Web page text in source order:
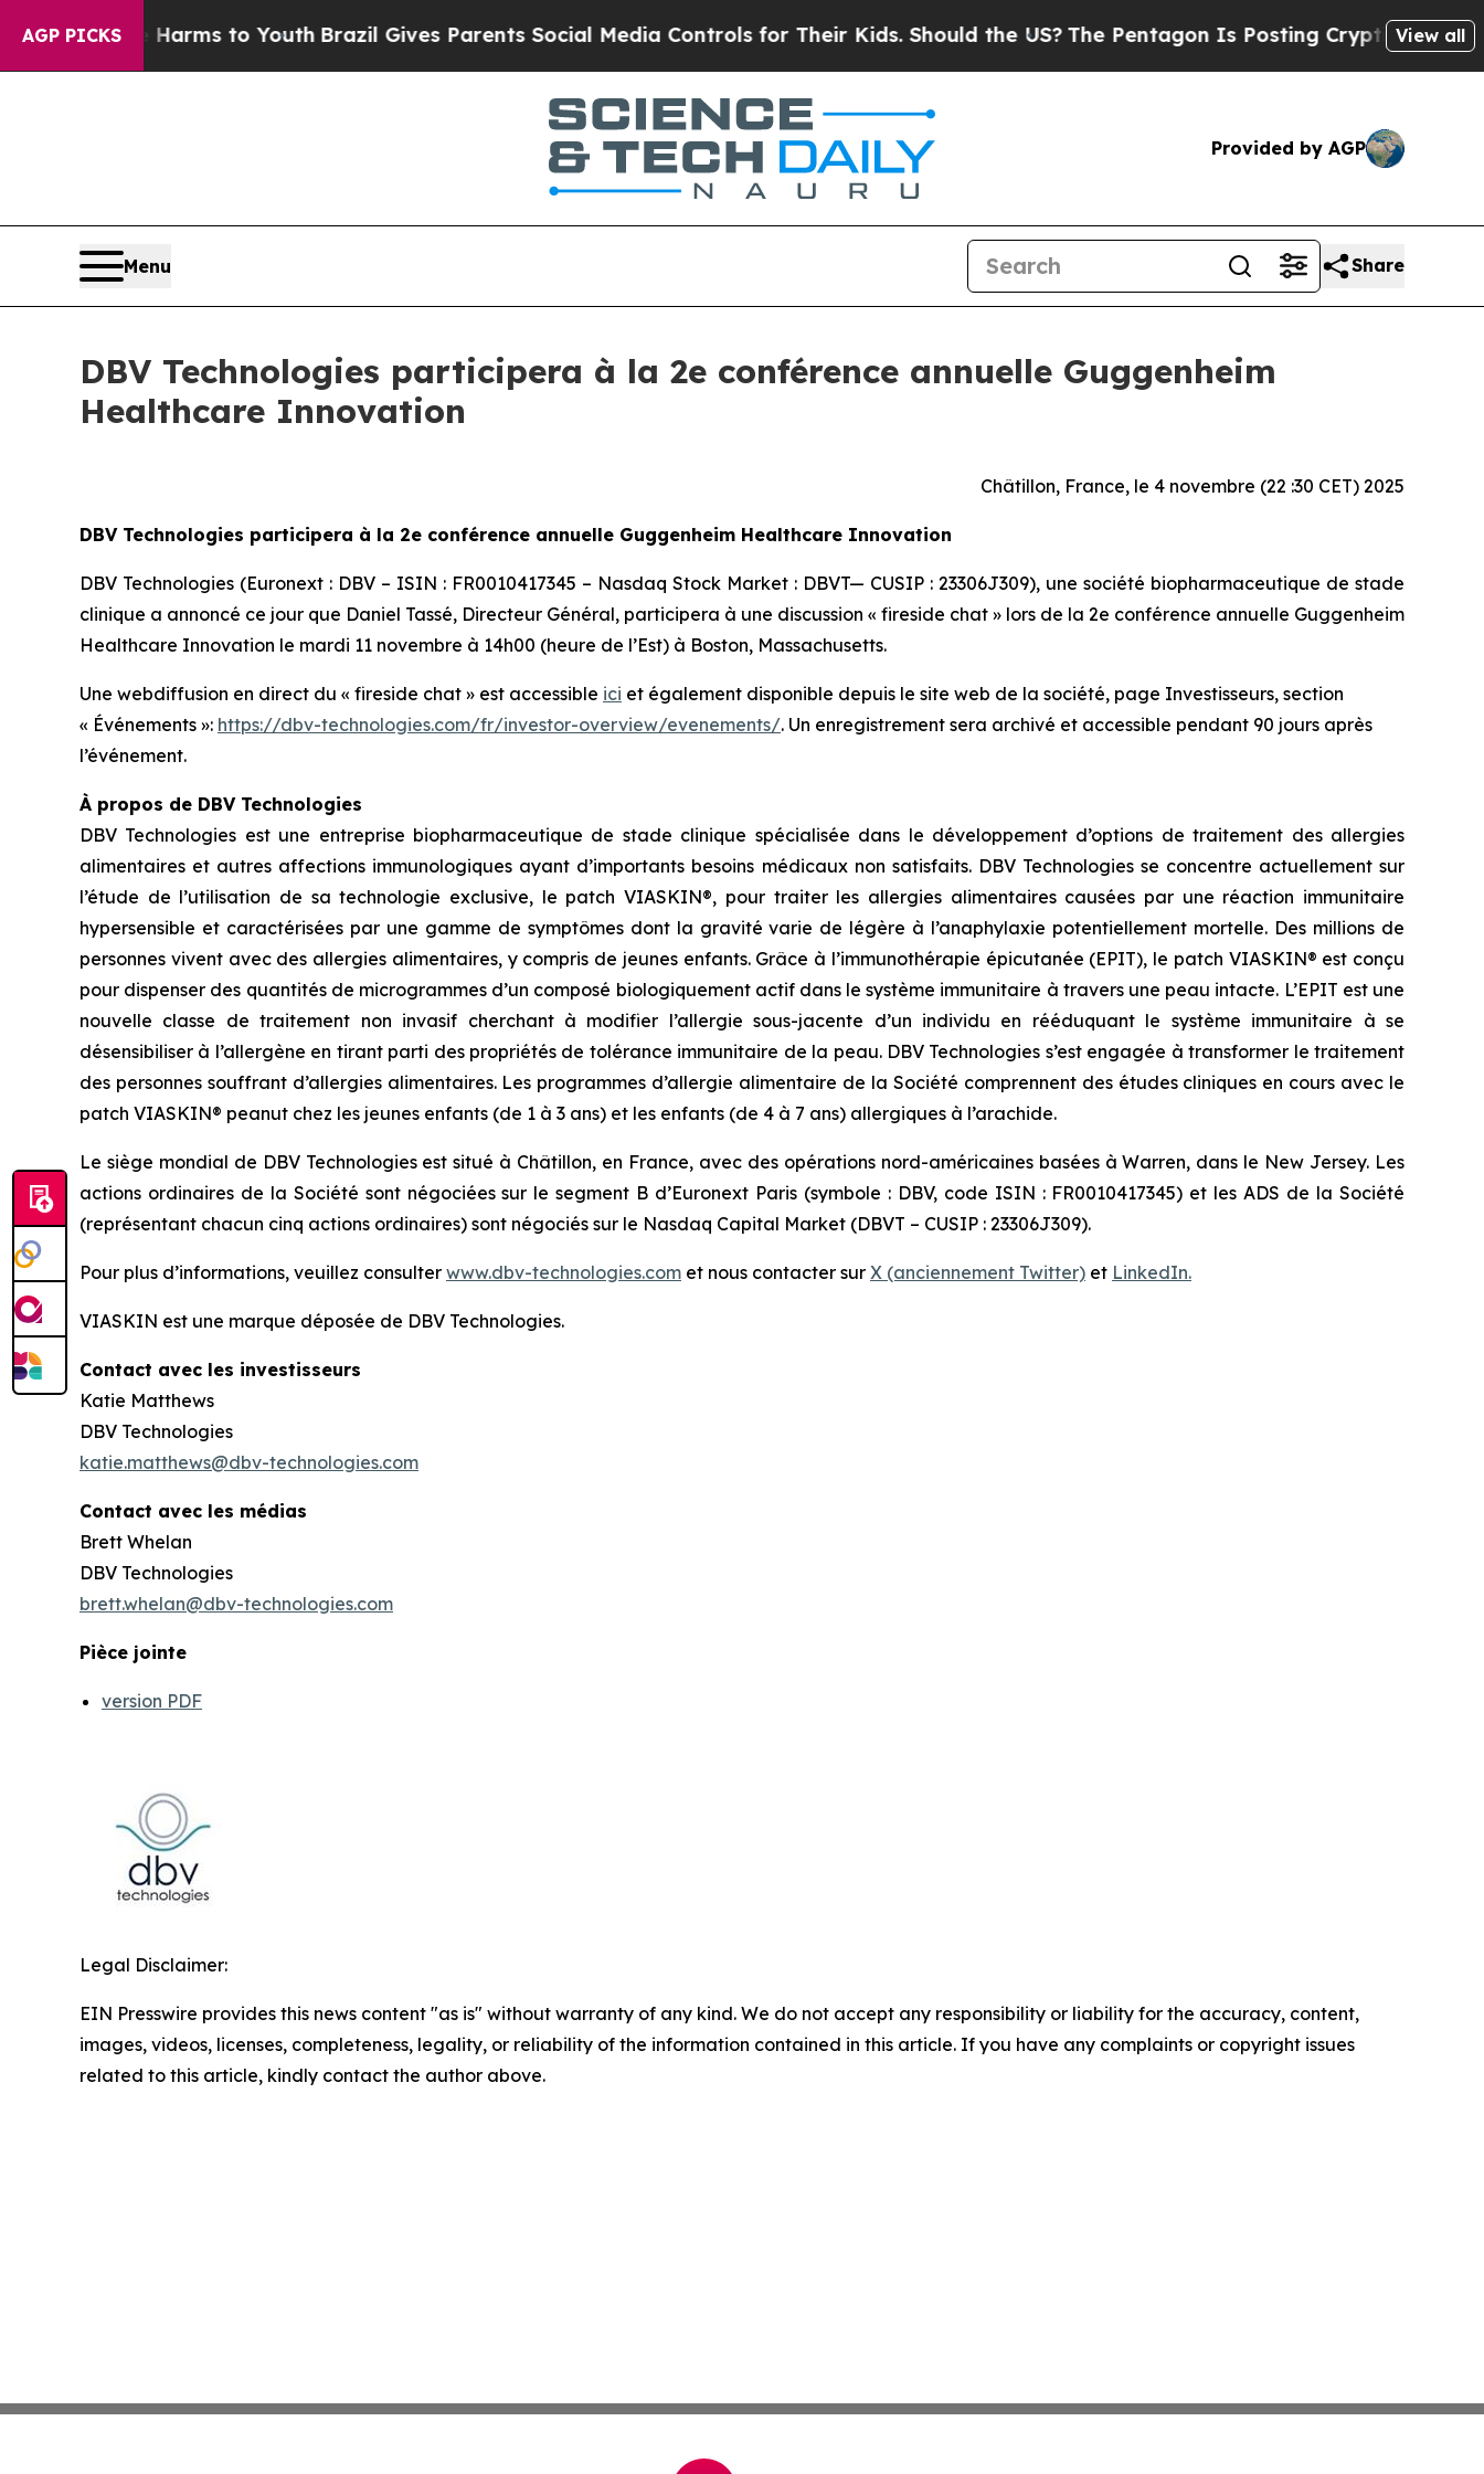
AGP PICKS
Abate Harms to Youth Brazil Gives Parents Social Media Controls for Their Kids. Should the US?The Pentagon Is Posting Cryptic BiblicalView all
Provided by AGP
Menu Share
DBV Technologies participera à la 2e conférence annuelle Guggenheim
Healthcare Innovation
Châtillon, France, le 4 novembre (22 :30 CET) 2025
DBV Technologies participera à la 2e conférence annuelle Guggenheim Healthcare Innovation
DBV Technologies (Euronext : DBV – ISIN : FR0010417345 – Nasdaq Stock Market : DBVT— CUSIP : 23306J309), une société biopharmaceutique de stade
clinique a annoncé ce jour que Daniel Tassé, Directeur Général, participera à une discussion « fireside chat » lors de la 2e conférence annuelle Guggenheim
Healthcare Innovation le mardi 11 novembre à 14h00 (heure de l’Est) à Boston, Massachusetts.
Une webdiffusion en direct du « fireside chat » est accessible ici et également disponible depuis le site web de la société, page Investisseurs, section
« Événements »: https://dbv-technologies.com/fr/investor-overview/evenements/. Un enregistrement sera archivé et accessible pendant 90 jours après
l’événement.
À propos de DBV Technologies
DBV Technologies est une entreprise biopharmaceutique de stade clinique spécialisée dans le développement d’options de traitement des allergies
alimentaires et autres affections immunologiques ayant d’importants besoins médicaux non satisfaits. DBV Technologies se concentre actuellement sur
l’étude de l’utilisation de sa technologie exclusive, le patch VIASKIN®, pour traiter les allergies alimentaires causées par une réaction immunitaire
hypersensible et caractérisées par une gamme de symptômes dont la gravité varie de légère à l’anaphylaxie potentiellement mortelle. Des millions de
personnes vivent avec des allergies alimentaires, y compris de jeunes enfants. Grâce à l’immunothérapie épicutanée (EPIT), le patch VIASKIN® est conçu
pour dispenser des quantités de microgrammes d’un composé biologiquement actif dans le système immunitaire à travers une peau intacte. L’EPIT est une
nouvelle classe de traitement non invasif cherchant à modifier l’allergie sous-jacente d’un individu en rééduquant le système immunitaire à se
désensibiliser à l’allergène en tirant parti des propriétés de tolérance immunitaire de la peau. DBV Technologies s’est engagée à transformer le traitement
des personnes souffrant d’allergies alimentaires. Les programmes d’allergie alimentaire de la Société comprennent des études cliniques en cours avec le
patch VIASKIN® peanut chez les jeunes enfants (de 1 à 3 ans) et les enfants (de 4 à 7 ans) allergiques à l’arachide.
Le siège mondial de DBV Technologies est situé à Châtillon, en France, avec des opérations nord-américaines basées à Warren, dans le New Jersey. Les
actions ordinaires de la Société sont négociées sur le segment B d’Euronext Paris (symbole : DBV, code ISIN : FR0010417345) et les ADS de la Société
(représentant chacun cinq actions ordinaires) sont négociés sur le Nasdaq Capital Market (DBVT – CUSIP : 23306J309).
Pour plus d’informations, veuillez consulter www.dbv-technologies.com et nous contacter sur X (anciennement Twitter) et LinkedIn.
VIASKIN est une marque déposée de DBV Technologies.
Contact avec les investisseurs
Katie Matthews
DBV Technologies
katie.matthews@dbv-technologies.com
Contact avec les médias
Brett Whelan
DBV Technologies
brett.whelan@dbv-technologies.com
Pièce jointe
version PDF
Legal Disclaimer:
EIN Presswire provides this news content "as is" without warranty of any kind. We do not accept any responsibility or liability for the accuracy, content,
images, videos, licenses, completeness, legality, or reliability of the information contained in this article. If you have any complaints or copyright issues
related to this article, kindly contact the author above.